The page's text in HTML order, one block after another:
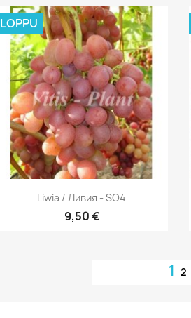
Pikakatselu
Liwia / Ливия - SO4
9,50 €
LOPPU
1 2